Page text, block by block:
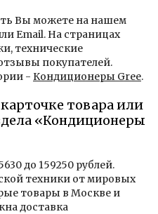
Вы можете на нашем
Email. На страницах
технические
покупателей.
- Кондиционеры Gree.
товара или
«Кондиционеры
до 159250 рублей.
техники от мировых
товары в Москве и
доставка